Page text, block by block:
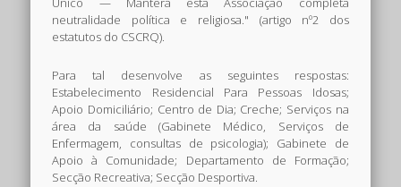
neutralidade política e religiosa." (artigo nº2 dos
estatutos do CSCRQ).
Para tal desenvolve as seguintes respostas:
Estabelecimento Residencial Para Pessoas Idosas;
Apoio Domiciliário; Centro de Dia; Creche; Serviços na
área da saúde (Gabinete Médico, Serviços de
Enfermagem, consultas de psicologia); Gabinete de
Apoio à Comunidade; Departamento de Formação;
Secção Recreativa; Secção Desportiva.